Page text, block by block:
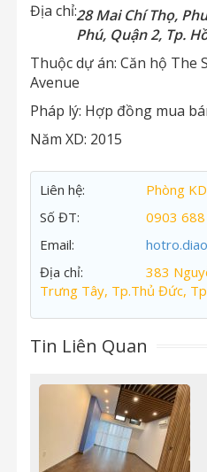
Địa chỉ:28 Mai Chí Thọ,
Phú, Quận 2, Tp.
Thuộc dự án: Căn hộ The
Avenue
Pháp lý: Hợp đồng mua
Năm XD: 2015
Liên hệ:
Phòng KD
Số ĐT:
0903
Email:
Địa chỉ:
383
Trưng Tây, Tp.Thủ Đức,
Tin Liên Quan